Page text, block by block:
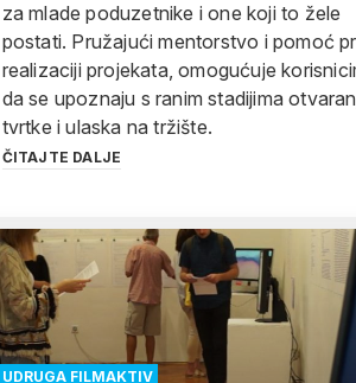
za mlade poduzetnike i one koji to žele
postati. Pružajući mentorstvo i pomoć
realizaciji projekata, omogućuje
da se upoznaju s ranim stadijima
tvrtke i ulaska na tržište.
ČITAJTE DALJE
UDRUGA FILMAKTIV